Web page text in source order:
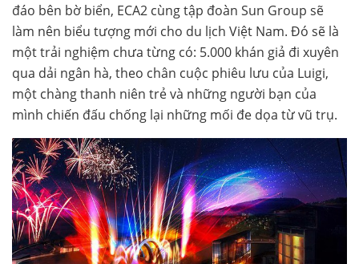
đáo bên bờ biển, ECA2 cùng tập đoàn Sun Group sẽ
làm nên biểu tượng mới cho du lịch Việt Nam. Đó sẽ là
một trải nghiệm chưa từng có: 5.000 khán giả đi xuyên
qua dải ngân hà, theo chân cuộc phiêu lưu của Luigi,
một chàng thanh niên trẻ và những người bạn của
mình chiến đấu chống lại những mối đe dọa từ vũ trụ.